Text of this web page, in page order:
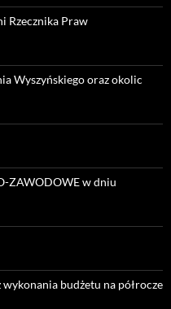
Rzecznika Praw
Wyszyńskiego oraz okolic
ZAWODOWE w dniu
budżetu na półrocze